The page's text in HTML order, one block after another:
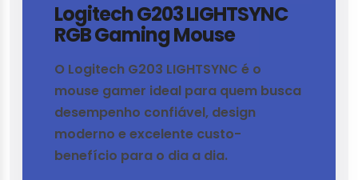
Logitech G203 LIGHTSYNC
RGB Gaming Mouse
O Logitech G203 LIGHTSYNC é o
mouse gamer ideal para quem busca
desempenho confiável, design
moderno e excelente custo-
benefício para o dia a dia.